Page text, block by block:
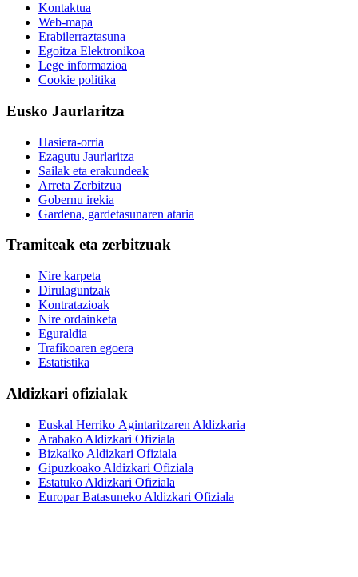
Kontaktua
Web-mapa
Erabilerraztasuna
Egoitza Elektronikoa
Lege informazioa
Cookie politika
Eusko Jaurlaritza
Hasiera-orria
Ezagutu Jaurlaritza
Sailak eta erakundeak
Arreta Zerbitzua
Gobernu irekia
Gardena, gardetasunaren ataria
Tramiteak eta zerbitzuak
Nire karpeta
Dirulaguntzak
Kontratazioak
Nire ordainketa
Eguraldia
Trafikoaren egoera
Estatistika
Aldizkari ofizialak
Euskal Herriko Agintaritzaren Aldizkaria
Arabako Aldizkari Ofiziala
Bizkaiko Aldizkari Ofiziala
Gipuzkoako Aldizkari Ofiziala
Estatuko Aldizkari Ofiziala
Europar Batasuneko Aldizkari Ofiziala